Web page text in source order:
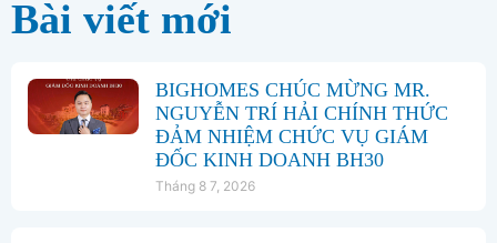
Bài viết mới
BIGHOMES CHÚC MỪNG MR.
NGUYỄN TRÍ HẢI CHÍNH THỨC
ĐẢM NHIỆM CHỨC VỤ GIÁM
ĐỐC KINH DOANH BH30
Tháng 8 7, 2026